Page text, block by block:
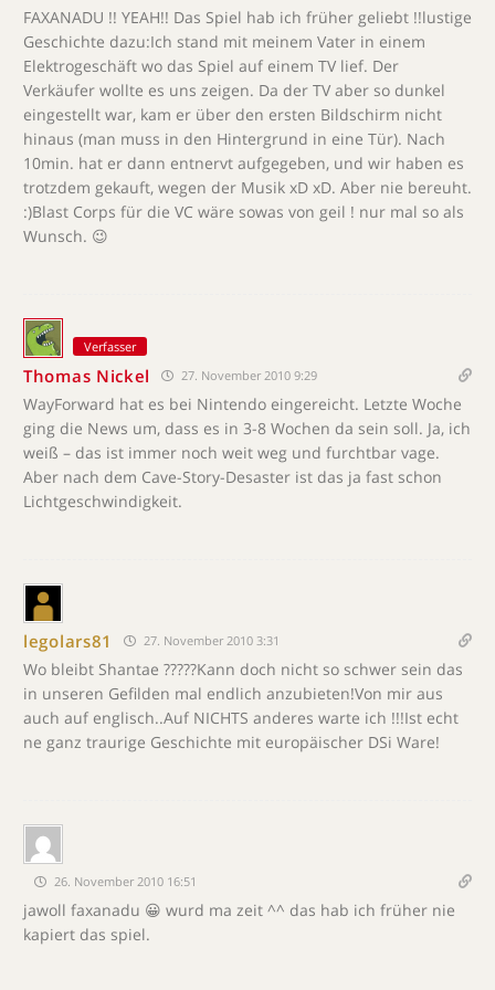
FAXANADU !! YEAH!! Das Spiel hab ich früher geliebt !!lustige
Geschichte dazu:Ich stand mit meinem Vater in einem
Elektrogeschäft wo das Spiel auf einem TV lief. Der
Verkäufer wollte es uns zeigen. Da der TV aber so dunkel
eingestellt war, kam er über den ersten Bildschirm nicht
hinaus (man muss in den Hintergrund in eine Tür). Nach
10min. hat er dann entnervt aufgegeben, und wir haben es
trotzdem gekauft, wegen der Musik xD xD. Aber nie bereuht.
:)Blast Corps für die VC wäre sowas von geil ! nur mal so als
Wunsch. 😉
Verfasser
Thomas Nickel 27. November 2010 9:29
WayForward hat es bei Nintendo eingereicht. Letzte Woche
ging die News um, dass es in 3-8 Wochen da sein soll. Ja, ich
weiß – das ist immer noch weit weg und furchtbar vage.
Aber nach dem Cave-Story-Desaster ist das ja fast schon
Lichtgeschwindigkeit.
legolars81 27. November 2010 3:31
Wo bleibt Shantae ?????Kann doch nicht so schwer sein das
in unseren Gefilden mal endlich anzubieten!Von mir aus
auch auf englisch..Auf NICHTS anderes warte ich !!!Ist echt
ne ganz traurige Geschichte mit europäischer DSi Ware!
26. November 2010 16:51
jawoll faxanadu 😀 wurd ma zeit ^^ das hab ich früher nie
kapiert das spiel.